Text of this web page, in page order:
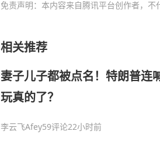
免责声明：本内容来自腾讯平台创作者，不
相关推荐
妻子儿子都被点名！特朗普连
玩真的了？
李云飞Afey59评论22小时前